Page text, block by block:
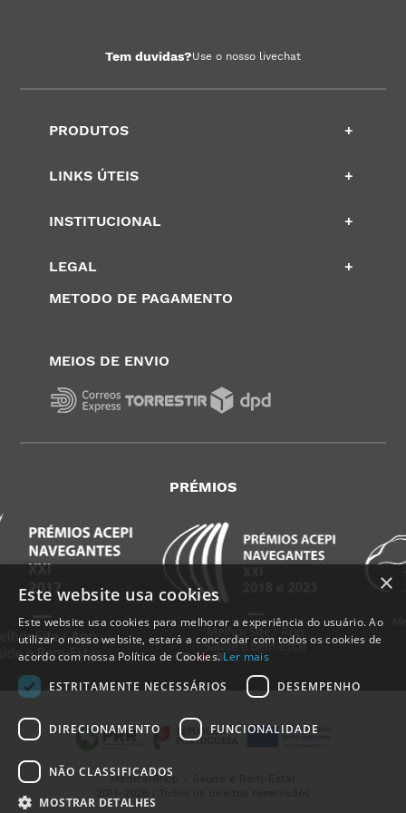
Tem duvidas?Use o nosso livechat
PRODUTOS +
LINKS ÚTEIS +
INSTITUCIONAL +
LEGAL
+
METODO DE PAGAMENTO
MEIOS DE ENVIO
PRÉMIOS
MedicalShop - Saúde e Bem-Estar
×
Este website usa cookies
Este website usa cookies para melhorar a experiência do usuário. Ao
utilizar o nosso website, estará a concordar com todos os cookies de
acordo com nossa Política de Cookies. Ler mais
ESTRITAMENTE NECESSÁRIOS
DESEMPENHO
DIRECIONAMENTO FUNCIONALIDADE
NÃO CLASSIFICADOS
MOSTRAR DETALHES